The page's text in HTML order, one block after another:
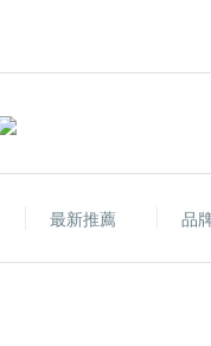
最新推薦 品